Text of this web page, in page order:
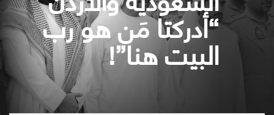
“أدركتا مَن هو رب
البيت هنا”!